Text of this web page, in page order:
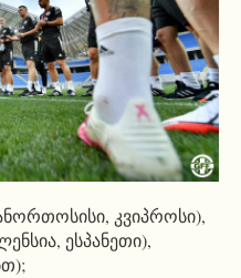
კვიპროსი),
ესპანეთი),